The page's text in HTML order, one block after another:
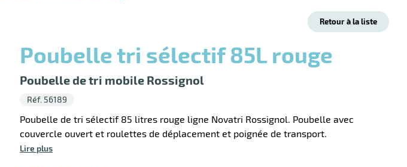
Retour à la liste
Poubelle tri sélectif 85L rouge
Poubelle de tri mobile Rossignol
Réf. 56189
Poubelle de tri sélectif 85 litres rouge ligne Novatri Rossignol. Poubelle avec
couvercle ouvert et roulettes de déplacement et poignée de transport.
Lire plus